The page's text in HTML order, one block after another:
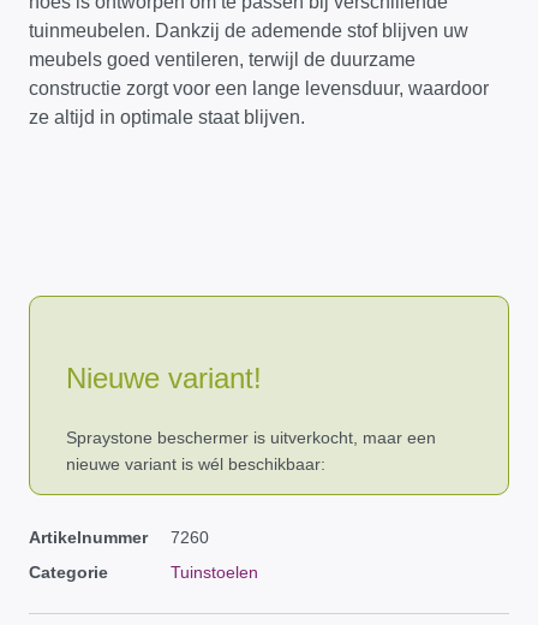
tuinmeubelen. Dankzij de ademende stof blijven uw
meubels goed ventileren, terwijl de duurzame
constructie zorgt voor een lange levensduur, waardoor
ze altijd in optimale staat blijven.
Nieuwe variant!
Spraystone beschermer is uitverkocht, maar een
nieuwe variant is wél beschikbaar:
Artikelnummer
7260
Categorie
Tuinstoelen